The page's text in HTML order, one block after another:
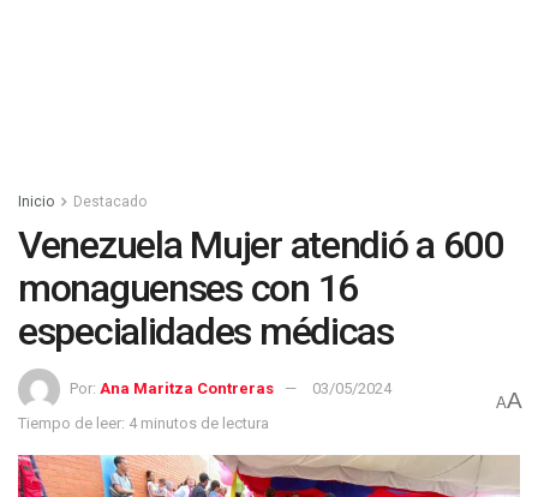
Inicio Destacado
Venezuela Mujer atendió a 600
monaguenses con 16
especialidades médicas
Por: Ana Maritza Contreras
03/05/2024
Tiempo de leer: 4 minutos de lectura
AA